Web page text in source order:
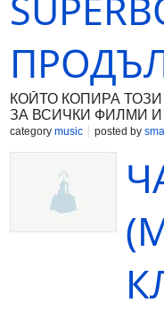
КОЙТО КОПИРА
ЗА ВСИЧКИ ФИЛМИ И
category music posted by